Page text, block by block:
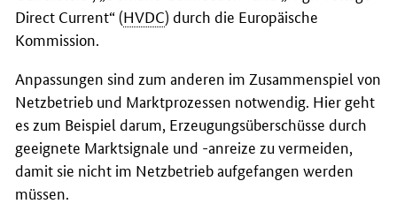
Direct Current“ (HVDC) durch die Europäische
Kommission.
Anpassungen sind zum anderen im Zusammenspiel von
Netzbetrieb und Marktprozessen notwendig. Hier geht
es zum Beispiel darum, Erzeugungsüberschüsse durch
geeignete Marktsignale und -anreize zu vermeiden,
damit sie nicht im Netzbetrieb aufgefangen werden
müssen.